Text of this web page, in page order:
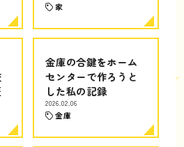
家
金庫の合鍵をホーム
センターで作ろうと
した私の記録
2026.02.06
金庫